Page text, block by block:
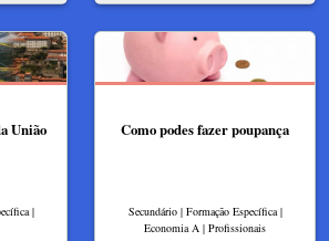
União
|
Como podes fazer poupança
Secundário | Formação Específica |
Economia A | Profissionais